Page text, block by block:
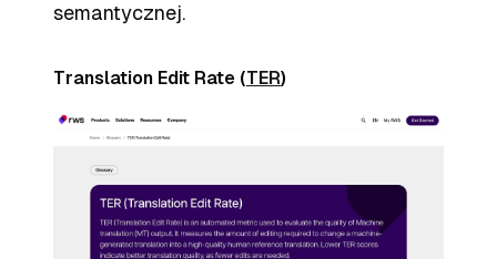
semantycznej.
Translation Edit Rate (TER)